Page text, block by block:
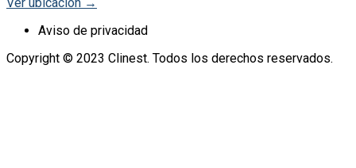
Aviso de privacidad
Copyright © 2023 Clinest. Todos los derechos reservados.